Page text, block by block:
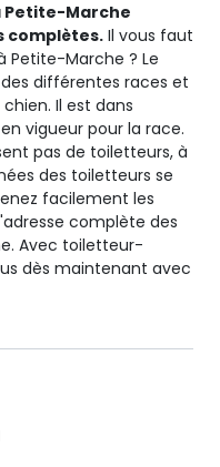
Petite-Marche
complètes. Il vous faut
Petite-Marche ? Le
différentes races et
Il est dans
vigueur pour la race.
pas de toiletteurs, à
des toiletteurs se
facilement les
complète des
Avec toiletteur-
dès maintenant avec